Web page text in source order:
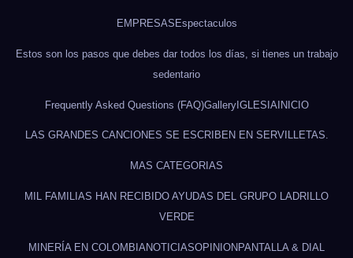
EMPRESAS Espectaculos
Estos son los pasos que debes dar todos los días, si tienes un trabajo
sedentario
Frequently Asked Questions (FAQ)GalleryIGLESIAINICIO
LAS GRANDES CANCIONES SE ESCRIBEN EN SERVILLETAS.
MAS CATEGORIAS
MIL FAMILIAS HAN RECIBIDO AYUDAS DEL GRUPO LADRILLO
VERDE
MINERÍA EN COLOMBIA NOTICIASOPINION PANTALLA & DIAL